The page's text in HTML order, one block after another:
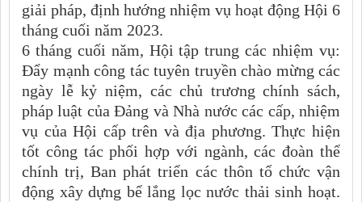
giải pháp, định hướng nhiệm vụ hoạt động Hội 6
tháng cuối năm 2023.
6 tháng cuối năm, Hội tập trung các nhiệm vụ:
Đẩy mạnh công tác tuyên truyền chào mừng các
ngày lễ kỷ niệm, các chủ trương chính sách,
pháp luật của Đảng và Nhà nước các cấp, nhiệm
vụ của Hội cấp trên và địa phương. Thực hiện
tốt công tác phối hợp với ngành, các đoàn thể
chính trị, Ban phát triển các thôn tổ chức vận
động xây dựng bể lắng lọc nước thải sinh hoạt.